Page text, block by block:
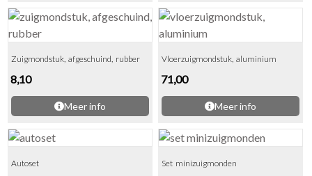
Zuigmondstuk, afgeschuind, rubber
8,10
Meer info
Vloerzuigmondstuk, aluminium
71,00
Meer info
Autoset Set minizuigmonden